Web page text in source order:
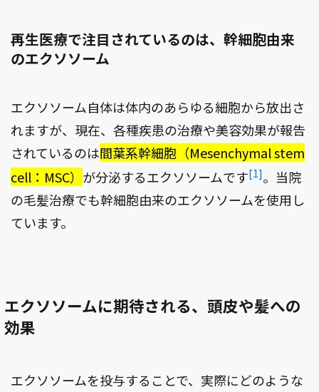
再生医療で注目されているのは、幹細胞由来
のエクソソーム
エクソソーム自体は体内のあらゆる細胞から放出さ
れますが、現在、各種疾患の治療や美容効果が報告
されているのは間葉系幹細胞（Mesenchymal stem
cell：MSC） が分泌するエクソソームです[1]。当院
の毛髪治療でも幹細胞由来のエクソソームを使用し
ています。
エクソソームに期待される、頭皮や髪への
効果
エクソソームを投与することで、実際にどのような